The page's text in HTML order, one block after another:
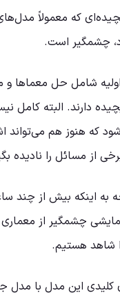
که معمولاً
چشمگیر است.
شامل حل معماها
دارند. البته کامل
که هنوز هم می‌تواند
از مسائل را نادیده
به اینکه بیش از چند
چشمگیر از
شاهد هستیم.
کلیدی این مدل با مدل